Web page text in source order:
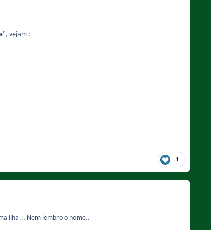
", vejam :
1
ilha... Nem lembro o nome..